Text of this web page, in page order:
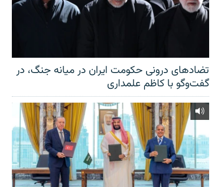
تضادهای درونی حکومت ایران در میانه جنگ، در
گفت‌‌وگو با کاظم علمداری